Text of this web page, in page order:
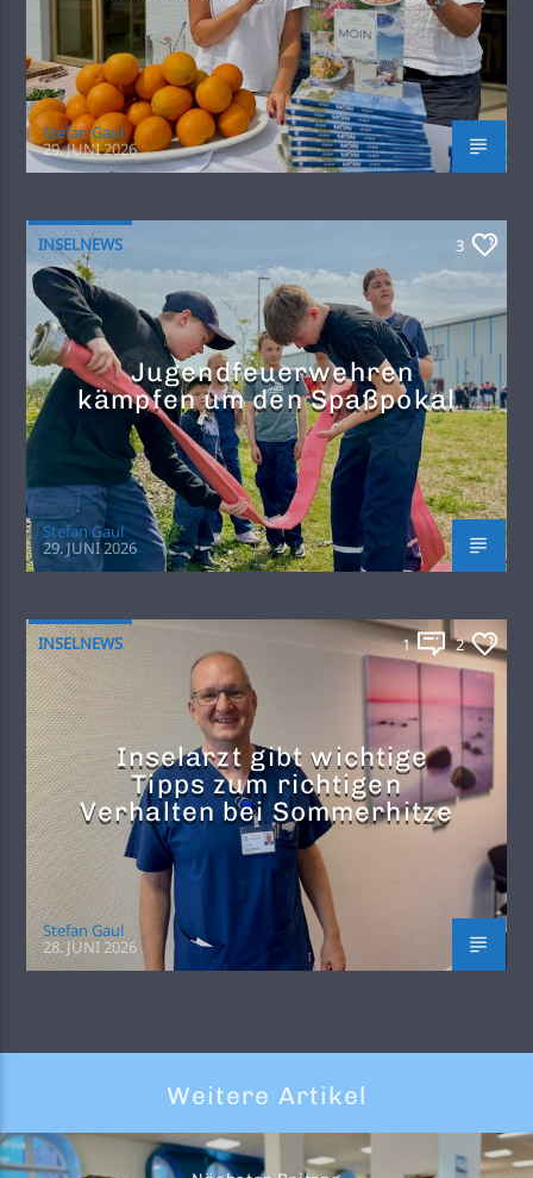
Stefan Gaul
29. JUNI 2026
INSELNEWS 3
Jugendfeuerwehren
kämpfen um den Spaßpokal
Stefan Gaul
29. JUNI 2026
INSELNEWS 1 2
Inselarzt gibt wichtige
Tipps zum richtigen
Verhalten bei Sommerhitze
Stefan Gaul
28. JUNI 2026
Weitere Artikel